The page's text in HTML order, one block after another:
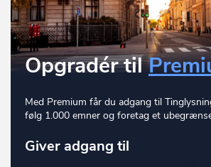
Opgradér til
Med Premium får du adgang til
følg 1.000 emner og foretag et
Giver adgang til